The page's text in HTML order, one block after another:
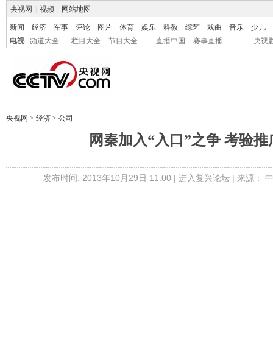
央视网 视频 网站地图
新闻 经济 军事 评论 图片 体育 娱乐 科教 综艺 戏曲 音乐
少儿
电视
频道大全 栏目大全 节目大全 直播中国 赛事直播 央视
央视网 > 经济 > 公司
网秦加入“入口”之争 考验推
发布时间: 2013年10月29日 11:00 | 进入复兴论坛| 来源：